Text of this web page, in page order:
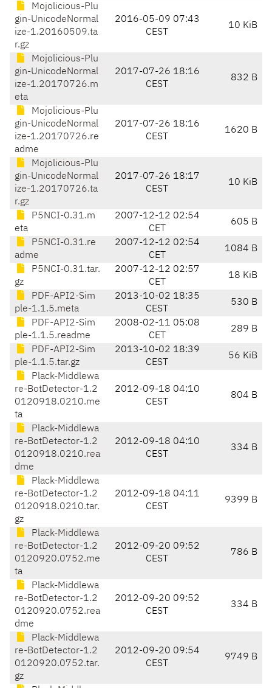
Mojolicious-Plu
gin-UnicodeNormal
ize-1.20160509.ta
r.gz
2016-05-09 07:43
CEST
10 KiB
Mojolicious-Plu
gin-UnicodeNormal
ize-1.20170726.m
eta
2017-07-26 18:16
CEST
832 B
Mojolicious-Plu
gin-UnicodeNormal
ize-1.20170726.re
adme
2017-07-26 18:16
CEST
1620 B
Mojolicious-Plu
gin-UnicodeNormal
ize-1.20170726.ta
r.gz
2017-07-26 18:17
CEST
10 KiB
P5NCI-0.31.m
eta
2007-12-12 02:54
CET
605 B
P5NCI-0.31.re
adme
2007-12-12 02:54
CET
1084 B
P5NCI-0.31.tar.
gz
2007-12-12 02:57
CET
18 KiB
PDF-API2-Sim
ple-1.1.5.meta
2013-10-02 18:35
CEST
530 B
PDF-API2-Sim
ple-1.1.5.readme
2008-02-11 05:08
CET
289 B
PDF-API2-Sim
ple-1.1.5.tar.gz
2013-10-02 18:39
CEST
56 KiB
Plack-Middlewa
re-BotDetector-1.2
0120918.0210.me
ta
2012-09-18 04:10
CEST
804 B
Plack-Middlewa
re-BotDetector-1.2
0120918.0210.rea
dme
2012-09-18 04:10
CEST
334 B
Plack-Middlewa
re-BotDetector-1.2
0120918.0210.tar.
gz
2012-09-18 04:11
CEST
9399 B
Plack-Middlewa
re-BotDetector-1.2
0120920.0752.me
ta
2012-09-20 09:52
CEST
786 B
Plack-Middlewa
re-BotDetector-1.2
0120920.0752.rea
dme
2012-09-20 09:52
CEST
334 B
Plack-Middlewa
re-BotDetector-1.2
0120920.0752.tar.
gz
2012-09-20 09:54
CEST
9749 B